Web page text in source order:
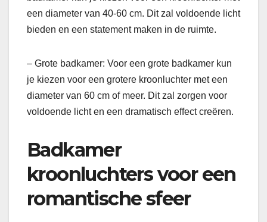
een diameter van 40-60 cm. Dit zal voldoende licht
bieden en een statement maken in de ruimte.
– Grote badkamer: Voor een grote badkamer kun
je kiezen voor een grotere kroonluchter met een
diameter van 60 cm of meer. Dit zal zorgen voor
voldoende licht en een dramatisch effect creëren.
Badkamer
kroonluchters voor een
romantische sfeer